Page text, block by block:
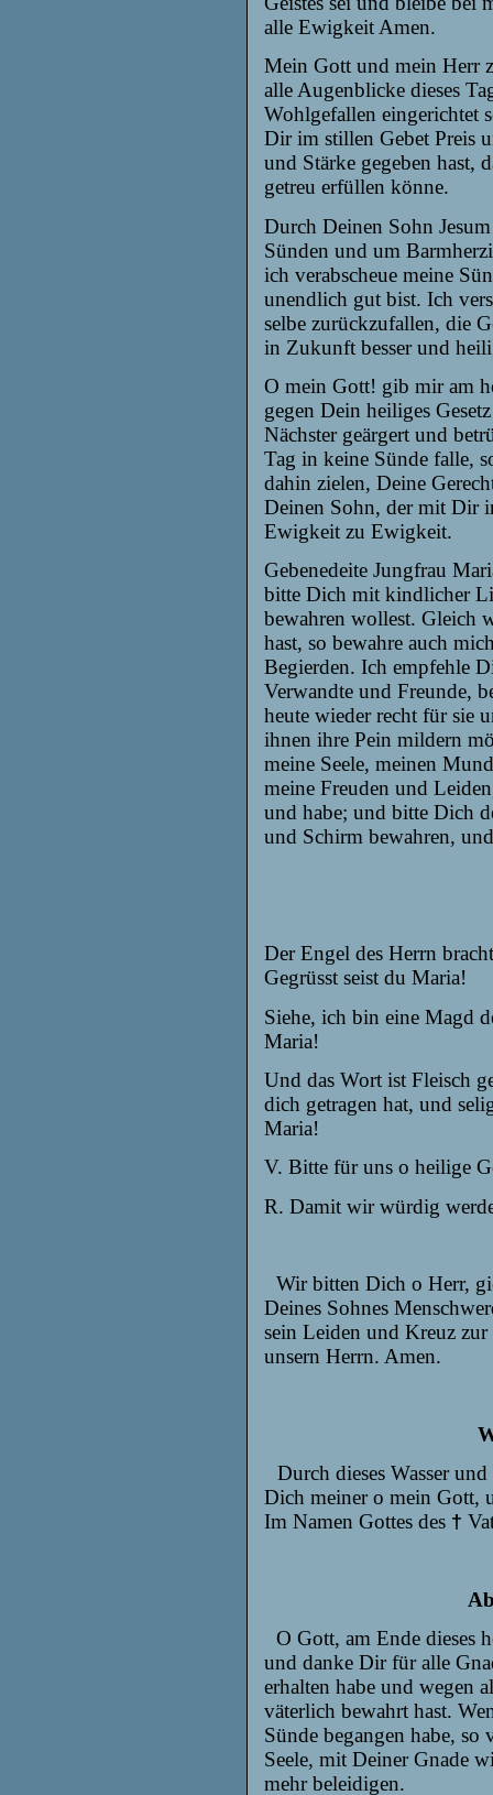
alle Ewigkeit Amen.
Mein Gott und mein Herr
alle Augenblicke dieses
Wohlgefallen eingerichtet
Dir im stillen Gebet Preis
und Stärke gegeben hast,
getreu erfüllen könne.
Durch Deinen Sohn
Sünden und um
ich verabscheue meine
unendlich gut bist. Ich
selbe zurückzufallen, die
in Zukunft besser und
O mein Gott! gib mir am
gegen Dein heiliges
Nächster geärgert und
Tag in keine Sünde falle,
dahin zielen, Deine
Deinen Sohn, der mit Dir
Ewigkeit zu Ewigkeit.
Gebenedeite Jungfrau
bitte Dich mit kindlicher
bewahren wollest. Gleich
hast, so bewahre auch
Begierden. Ich empfehle
Verwandte und Freunde,
heute wieder recht für sie
ihnen ihre Pein mildern
meine Seele, meinen
meine Freuden und
und habe; und bitte Dich
und Schirm bewahren,
Der Engel des Herrn
Gegrüsst seist du Maria!
Siehe, ich bin eine Magd
Maria!
Und das Wort ist Fleisch
dich getragen hat, und
Maria!
V. Bitte für uns o heilige
R. Damit wir würdig
Wir bitten Dich o Herr,
Deines Sohnes
sein Leiden und Kreuz
unsern Herrn. Amen.
Durch dieses Wasser
Dich meiner o mein Gott,
Im Namen Gottes des †
O Gott, am Ende dieses
und danke Dir für alle
erhalten habe und wegen
väterlich bewahrt hast.
Sünde begangen habe,
Seele, mit Deiner Gnade
mehr beleidigen.